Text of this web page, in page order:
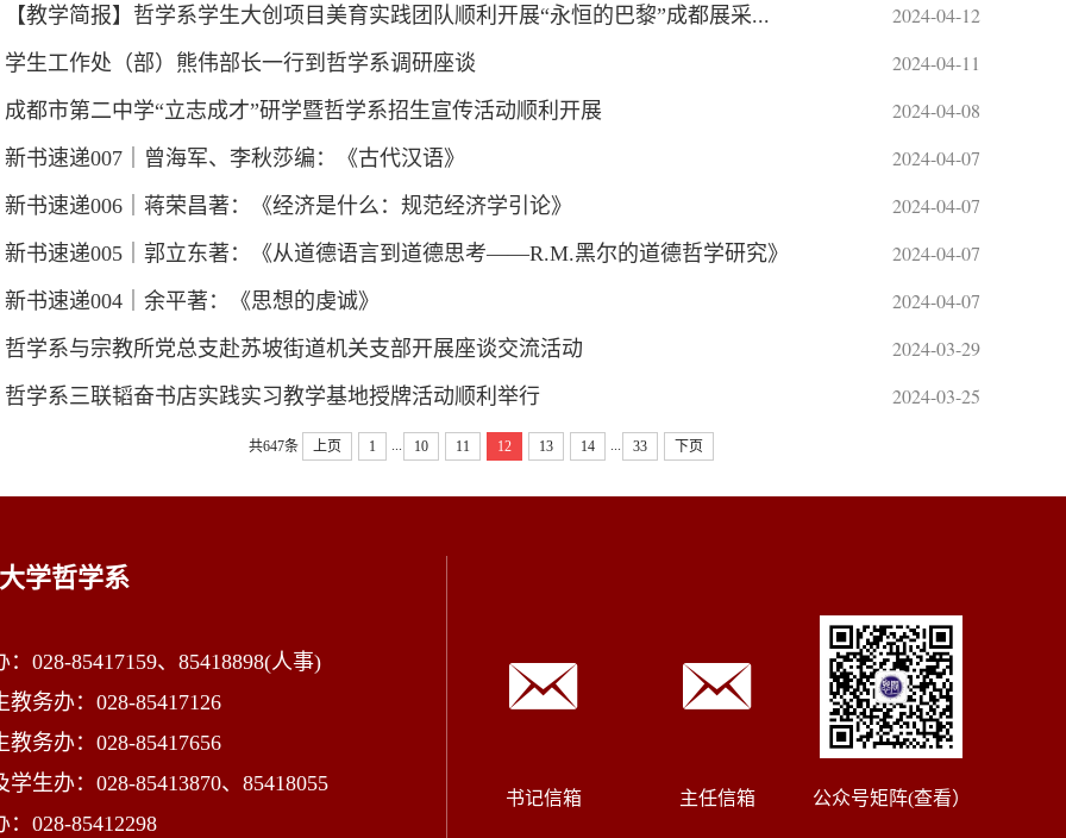
2024-04-12
【教学简报】哲学系学生大创项目美育实践团队顺利开展“永恒的巴黎”成都展采...
2024-04-11
学生工作处（部）熊伟部长一行到哲学系调研座谈
2024-04-08
成都市第二中学“立志成才”研学暨哲学系招生宣传活动顺利开展
2024-04-07
新书速递007｜曾海军、李秋莎编：《古代汉语》
2024-04-07
新书速递006｜蒋荣昌著：《经济是什么：规范经济学引论》
2024-04-07
新书速递005｜郭立东著：《从道德语言到道德思考——R.M.黑尔的道德哲学研究》
2024-04-07
新书速递004｜余平著：《思想的虔诚》
2024-03-29
哲学系与宗教所党总支赴苏坡街道机关支部开展座谈交流活动
2024-03-25
哲学系三联韬奋书店实践实习教学基地授牌活动顺利举行
共647条 上页 1 10 11 12 13 14 33 下页
学哲学系
：028-85417159、85418898(人事)
教务办：028-85417126
教务办：028-85417656
学生办：028-85413870、85418055
：028-85412298
书记信箱 主任信箱 公众号矩阵(查看）